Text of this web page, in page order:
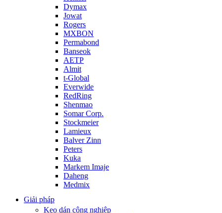
Dymax
Jowat
Rogers
MXBON
Permabond
Banseok
AETP
Almit
t-Global
Everwide
RedRing
Shenmao
Somar Corp.
Stockmeier
Lamieux
Balver Zinn
Peters
Kuka
Markem Imaje
Daheng
Medmix
Giải pháp
Keo dán công nghiệp